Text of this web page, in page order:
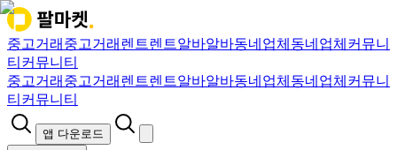
중고거래 중고거래 렌트렌트알바알바동네업체 동네업체 커뮤니
티 커뮤니티
중고거래 중고거래 렌트렌트알바알바동네업체 동네업체 커뮤니
티 커뮤니티
앱 다운로드